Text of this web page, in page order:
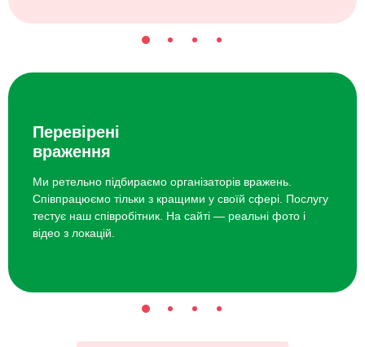
Перевірені
враження
Ми ретельно підбираємо організаторів вражень.
Співпрацюємо тільки з кращими у своїй сфері. Послугу
тестує наш співробітник. На сайті — реальні фото і
відео з локацій.